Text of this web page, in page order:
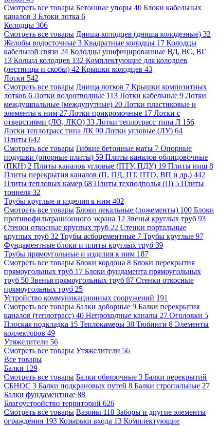
Смотреть все товары Бетонные упоры 40 Блоки кабельных
каналов 3 Блоки лотка 6
Колодцы 306
Смотреть все товары Днища колодцев (днища колодезные) 32
Желобы водосточные 3 Квадратные колодцы 17 Колодцы
кабельной связи 24 Колодцы унифицированные ВД, ВС, ВГ
13 Кольца колодцев 132 Комплектующие для колодцев
(лестницы и скобы) 42 Крышки колодцев 43
Лотки 542
Смотреть все товары Днища лотков 7 Крышки композитных
лотков 6 Лотки водоотводные 113 Лотки кабельные 9 Лотки
междушпальные (междупутные) 20 Лотки пластиковые и
элементы к ним 27 Лотки прикромочные 17 Лотки с
отверстиями (ЛО, ЛКО) 33 Лотки теплотрасс типа Л 156
Лотки теплотрасс типа ЛК 90 Лотки угловые (ЛУ) 64
Плиты 642
Смотреть все товары Гибкие бетонные маты 7 Опорные
подушки (опорные плиты) 59 Плиты каналов облицовочные
(ПКН) 2 Плиты каналов угловые (ПТУ, ПДУ) 19 Плиты ниш 8
Плиты перекрытия каналов (П, ПД, ПТ, ПТО, ВП и др.) 442
Плиты тепловых камер 68 Плиты техподполья (П) 5 Плиты
тоннеля 32
Трубы круглые и изделия к ним 402
Смотреть все товары Блоки лекальные (ложементы) 100 Блоки
противофильтрационного экрана 12 Звенья круглых труб 93
Стенки откосные круглых труб 22 Стенки портальные
круглых труб 32 Трубы асбоцементные 7 Трубы круглые 97
Фундаментные блоки и плиты круглых труб 39
Трубы прямоугольные и изделия к ним 187
Смотреть все товары Блоки кордона 8 Блоки перекрытия
прямоугольных труб 17 Блоки фундамента прямоугольных
труб 50 Звенья прямоугольных труб 87 Стенки откосные
прямоугольных труб 25
Устройство коммуникационных сооружений 191
Смотреть все товары Балки доборные 9 Балки перекрытия
каналов (теплотрасс) 40 Непроходные каналы 27 Оголовки 5
Плоская подкладка 15 Теплокамеры 38 Тюбинги 8 Элементы
коллекторов 49
Утяжелители 56
Смотреть все товары Утяжелители 56
Все товары
Балки 129
Смотреть все товары Балки обвязочные 3 Балки перекрытий
СБНОС 3 Балки подкрановых путей 8 Балки стропильные 27
Балки фундаментные 88
Благоустройство территорий 626
Смотреть все товары Вазоны 118 Заборы и другие элементы
ограждения 193 Козырьки входа 13 Комплектующие